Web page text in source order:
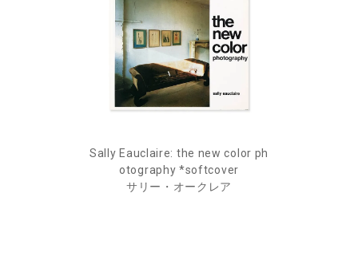
Sally Eauclaire: the new color ph
otography *softcover
サリー・オークレア